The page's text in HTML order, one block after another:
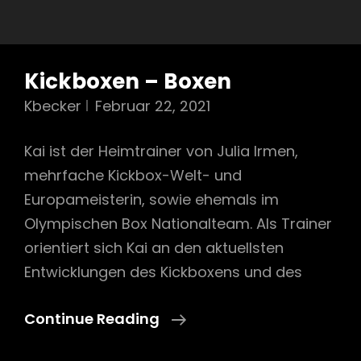
Kickboxen – Boxen
Kbecker Februar 22, 2021
Kai ist der Heimtrainer von Julia Irmen,
mehrfache Kickbox-Welt- und
Europameisterin, sowie ehemals im
Olympischen Box Nationalteam. Als Trainer
orientiert sich Kai an den aktuellsten
Entwicklungen des Kickboxens und des
Continue Reading
Kickboxen